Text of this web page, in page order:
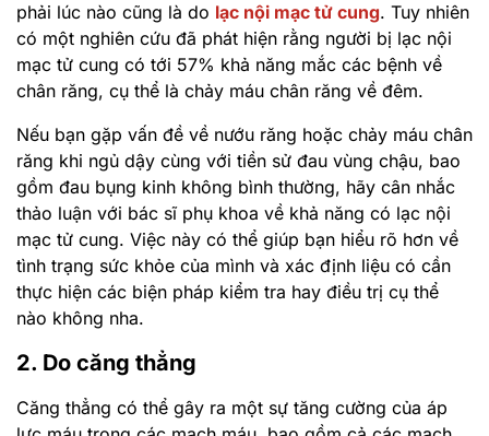
phải lúc nào cũng là do lạc nội mạc tử cung. Tuy nhiên
có một nghiên cứu đã phát hiện rằng người bị lạc nội
mạc tử cung có tới 57% khả năng mắc các bệnh về
chân răng, cụ thể là chảy máu chân răng về đêm.
Nếu bạn gặp vấn đề về nướu răng hoặc chảy máu chân
răng khi ngủ dậy cùng với tiền sử đau vùng chậu, bao
gồm đau bụng kinh không bình thường, hãy cân nhắc
thảo luận với bác sĩ phụ khoa về khả năng có lạc nội
mạc tử cung. Việc này có thể giúp bạn hiểu rõ hơn về
tình trạng sức khỏe của mình và xác định liệu có cần
thực hiện các biện pháp kiểm tra hay điều trị cụ thể
nào không nha.
2. Do căng thẳng
Căng thẳng có thể gây ra một sự tăng cường của áp